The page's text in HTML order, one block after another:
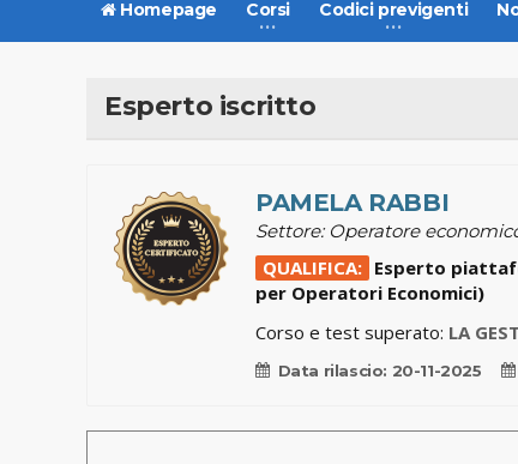
Homepage Corsi Codici previgenti
Esperto iscritto
PAMELA RABBI
Settore: Operatore
QUALIFICA: Esperto
per Operatori Economici)
Corso e test superato: LA
Data rilascio: 20-11-2025